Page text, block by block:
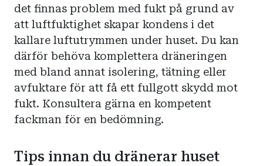
det finnas problem med fukt på grund av
att luftfuktighet skapar kondens i det
kallare luftutrymmen under huset. Du kan
därför behöva komplettera dräneringen
med bland annat isolering, tätning eller
avfuktare för att få ett fullgott skydd mot
fukt. Konsultera gärna en kompetent
fackman för en bedömning.
Tips innan du dränerar huset